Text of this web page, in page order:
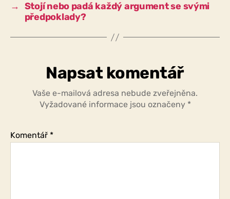
lze
pro
všemu?
→ Stojí nebo padá každý argument se svými
předpoklady?
Napsat komentář
Vaše e-mailová adresa nebude zveřejněna.
Vyžadované informace jsou označeny *
Komentář *